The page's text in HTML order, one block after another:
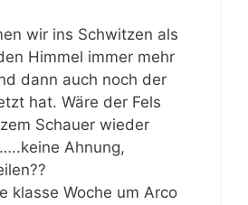
wir ins Schwitzen als
Himmel immer mehr
dann auch noch der
hat. Wäre der Fels
Schauer wieder
Ahnung,
klasse Woche um Arco